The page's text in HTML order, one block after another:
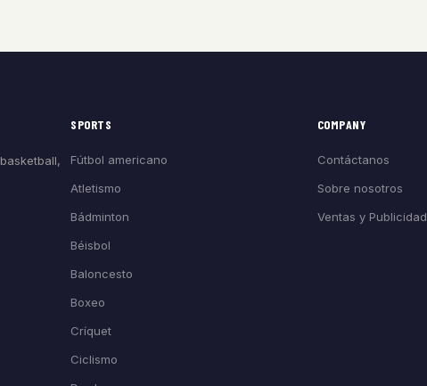
SPORTS
Fútbol americano
Atletismo
Bádminton
Béisbol
Baloncesto
Boxeo
Críquet
Ciclismo
COMPANY
Contáctanos
Sobre nosotros
Ventas y Publicidad